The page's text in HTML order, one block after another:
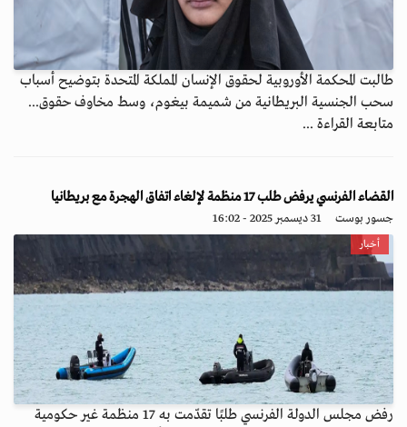
طالبت المحكمة الأوروبية لحقوق الإنسان المملكة المتحدة بتوضيح أسباب
سحب الجنسية البريطانية من شميمة بيغوم، وسط مخاوف حقوق...
متابعة القراءة ...
القضاء الفرنسي يرفض طلب 17 منظمة لإلغاء اتفاق الهجرة مع بريطانيا
جسور بوست 31 ديسمبر 2025 - 16:02
أخبار
رفض مجلس الدولة الفرنسي طلبًا تقدّمت به 17 منظمة غير حكومية